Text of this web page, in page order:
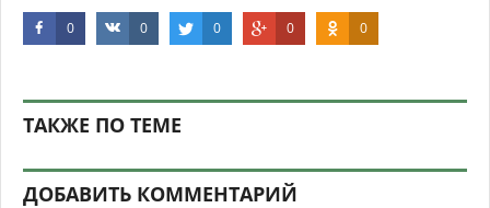
0 0 0 0 0
ТАКЖЕ ПО ТЕМЕ
ДОБАВИТЬ КОММЕНТАРИЙ